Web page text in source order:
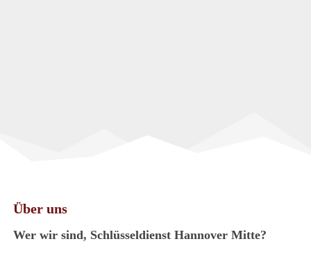
Über uns
Wer wir sind, Schlüsseldienst Hannover Mitte?